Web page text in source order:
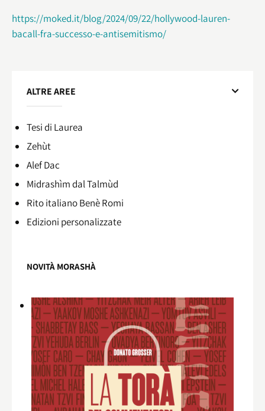
https://moked.it/blog/2024/09/22/hollywood-lauren-
bacall-fra-successo-e-antisemitismo/
ALTRE AREE
Tesi di Laurea
Zehùt
Alef Dac
Midrashìm dal Talmùd
Rito italiano Benè Romi​
Edizioni personalizzate
NOVITÀ MORASHÀ